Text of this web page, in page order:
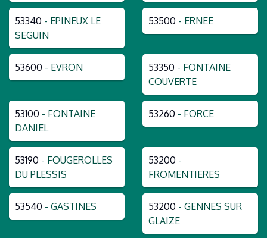
53340 - EPINEUX LE
SEGUIN
53500 - ERNEE
53600 - EVRON 53350 - FONTAINE
COUVERTE
53100 - FONTAINE
DANIEL
53260 - FORCE
53190 - FOUGEROLLES
DU PLESSIS
53200 -
FROMENTIERES
53540 - GASTINES 53200 - GENNES SUR
GLAIZE